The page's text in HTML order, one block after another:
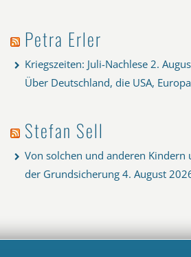
Petra Erler
Kriegszeiten: Juli-Nachlese 2.
Über Deutschland, die USA,
Stefan Sell
Von solchen und anderen Kindern
der Grundsicherung 4. August